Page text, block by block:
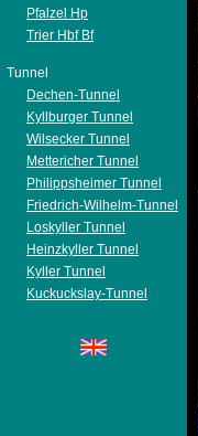
Pfalzel Hp
Trier Hbf Bf
Tunnel
Dechen-Tunnel
Kyllburger Tunnel
Wilsecker Tunnel
Mettericher Tunnel
Philippsheimer Tunnel
Friedrich-Wilhelm-Tunnel
Loskyller Tunnel
Heinzkyller Tunnel
Kyller Tunnel
Kuckuckslay-Tunnel